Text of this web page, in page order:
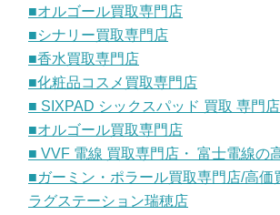
■オルゴール買取専門店
■シナリー買取専門店
■香水買取専門店
■化粧品コスメ買取専門店
■ SIXPAD シックスパッド 買取 専門店
■オルゴール買取専門店
■ VVF 電線 買取専門店・ 富士電線の
■ガーミン・ポラール買取専門店/高
ラグステーション瑞穂店